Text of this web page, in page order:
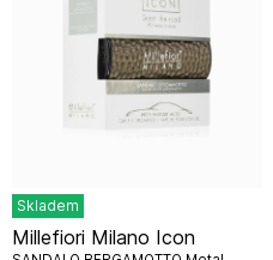
Skladem
Millefiori Milano Icon